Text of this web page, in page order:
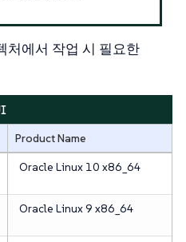
처에서 작업 시 필요한
Product Name
Oracle Linux 10 x86_64
Oracle Linux 9 x86_64